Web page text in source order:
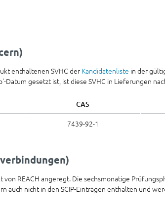
enthaltenen SVHC der Kandidatenliste in der
Datum gesetzt ist, ist diese SVHC in Lieferungen
CAS
7439-92-1
REACH angeregt. Die sechsmonatige
auch nicht in den SCIP-Einträgen enthalten und